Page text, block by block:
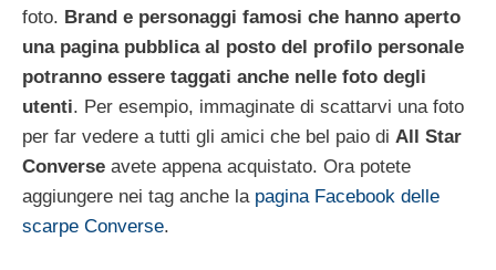
foto. Brand e personaggi famosi che hanno aperto
una pagina pubblica al posto del profilo personale
potranno essere taggati anche nelle foto degli
utenti. Per esempio, immaginate di scattarvi una foto
per far vedere a tutti gli amici che bel paio di All Star
Converse avete appena acquistato. Ora potete
aggiungere nei tag anche la pagina Facebook delle
scarpe Converse.